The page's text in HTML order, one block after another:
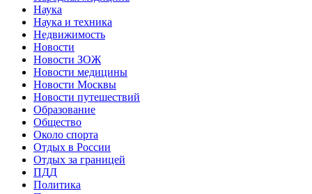
Наука
Наука и техника
Недвижимость
Новости
Новости ЗОЖ
Новости медицины
Новости Москвы
Новости путешествий
Образование
Общество
Около спорта
Отдых в России
Отдых за границей
ПДД
Политика